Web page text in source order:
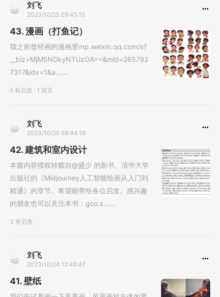
刘飞
2023/10/25 09:45:10
43. 漫画（打鱼记）
我之前曾经画的漫画里mp.weixin.qq.com/s?
__biz=MjM5NDkyNTUzOA==&mid=265792
7317&idx=1&a......
5 有启发 · 1 留言
刘飞
2023/10/25 09:44:18
42. 建筑和室内设计
本篇内容授权转载自@盛少 的新书、清华大学
出版社的《Midjourney人工智能绘画从入门到
精通》的章节。希望能带给各位启发。感兴趣
的朋友也可以关注本书：goo.s......
3 有启发
刘飞
2023/10/24 12:48:47
41. 壁纸